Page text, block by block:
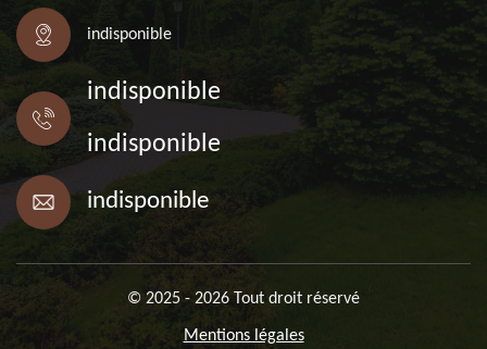
indisponible
indisponible
indisponible
indisponible
© 2025 - 2026 Tout droit réservé
Mentions légales